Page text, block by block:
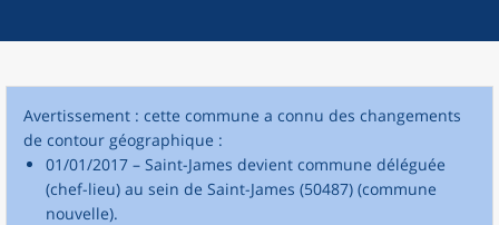
Avertissement : cette commune a connu des changements
de contour géographique :
01/01/2017 – Saint-James devient commune déléguée
(chef-lieu) au sein de Saint-James (50487) (commune
nouvelle).